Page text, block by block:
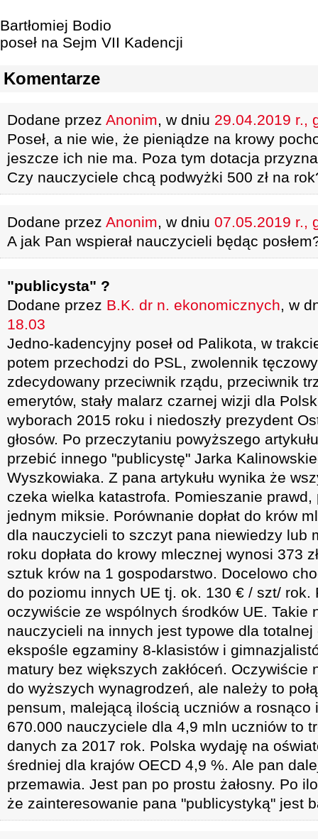
Bartłomiej Bodio
poseł na Sejm VII Kadencji
Komentarze
Dodane przez Anonim, w dniu 29.04.2019 r.,
Poseł, a nie wie, że pieniądze na krowy
jeszcze ich nie ma. Poza tym dotacja
Czy nauczyciele chcą podwyżki 500 zł na
Dodane przez Anonim, w dniu 07.05.2019 r.,
A jak Pan wspierał nauczycieli będąc
"publicysta" ?
Dodane przez B.K. dr n. ekonomicznych, w
18.03
Jedno-kadencyjny poseł od Palikota, w
potem przechodzi do PSL, zwolennik
zdecydowany przeciwnik rządu, przeciwnik
emerytów, stały malarz czarnej wizji dla
wyborach 2015 roku i niedoszły prezydent
głosów. Po przeczytaniu powyższego
przebić innego "publicystę" Jarka
Wyszkowiaka. Z pana artykułu wynika że
czeka wielka katastrofa. Pomieszanie prawd,
jednym miksie. Porównanie dopłat do krów
dla nauczycieli to szczyt pana niewiedzy lub
roku dopłata do krowy mlecznej wynosi 373
sztuk krów na 1 gospodarstwo. Docelowo
do poziomu innych UE tj. ok. 130 € / szt/ rok.
oczywiście ze wspólnych środków UE. Takie
nauczycieli na innych jest typowe dla
ekspośle egzaminy 8-klasistów i
matury bez większych zakłóceń. Oczywiście
do wyższych wynagrodzeń, ale należy to
pensum, malejącą ilością uczniów a rosnąco
670.000 nauczyciele dla 4,9 mln uczniów to
danych za 2017 rok. Polska wydaję na
średniej dla krajów OECD 4,9 %. Ale pan
przemawia. Jest pan po prostu żałosny. Po
że zainteresowanie pana "publicystyką" jest